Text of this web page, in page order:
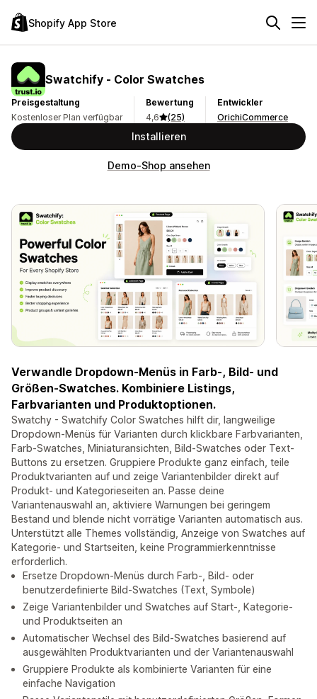
Shopify App Store
Swatchify ‑ Color Swatches
Preisgestaltung
Kostenloser Plan verfügbar
Bewertung
4,6
(25)
Entwickler
OrichiCommerce
Installieren
Demo-Shop ansehen
Verwandle Dropdown-Menüs in Farb-, Bild- und
Größen-Swatches. Kombiniere Listings,
Farbvarianten und Produktoptionen.
Swatchy - Swatchify Color Swatches hilft dir, langweilige
Dropdown-Menüs für Varianten durch klickbare Farbvarianten,
Farb-Swatches, Miniaturansichten, Bild-Swatches oder Text-
Buttons zu ersetzen. Gruppiere Produkte ganz einfach, teile
Produktvarianten auf und zeige Variantenbilder direkt auf
Produkt- und Kategorieseiten an. Passe deine
Variantenauswahl an, aktiviere Warnungen bei geringem
Bestand und blende nicht vorrätige Varianten automatisch aus.
Unterstützt alle Themes vollständig, Anzeige von Swatches auf
Kategorie- und Startseiten, keine Programmierkenntnisse
erforderlich.
Ersetze Dropdown-Menüs durch Farb-, Bild- oder
benutzerdefinierte Bild-Swatches (Text, Symbole)
Zeige Variantenbilder und Swatches auf Start-, Kategorie-
und Produktseiten an
Automatischer Wechsel des Bild-Swatches basierend auf
ausgewählten Produktvarianten und der Variantenauswahl
Gruppiere Produkte als kombinierte Varianten für eine
einfache Navigation